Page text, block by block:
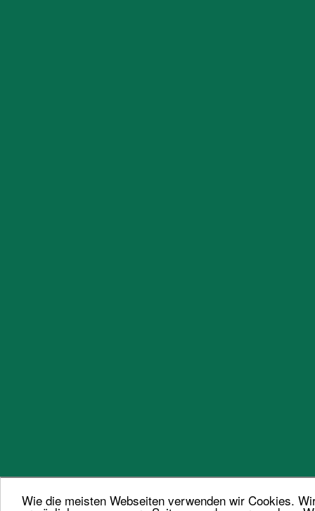
Wie die meisten Webseiten verwenden wir Cookies.